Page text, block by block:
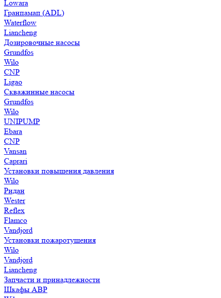
Lowara
Гранпамап (ADL)
Waterflow
Liancheng
Дозировочные насосы
Grundfos
Wilo
CNP
Ligao
Скважинные насосы
Grundfos
Wilo
UNIPUMP
Ebara
CNP
Vansan
Caprari
Установки повышения давления
Wilo
Ридан
Wester
Reflex
Flamco
Vandjord
Установки пожаротушения
Wilo
Vandjord
Liancheng
Запчасти и принадлежности
Шкафы АВР